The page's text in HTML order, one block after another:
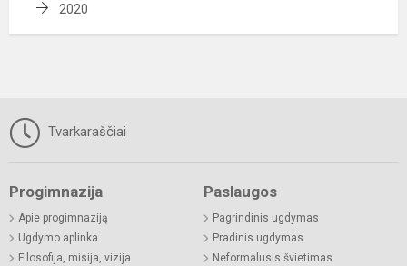
2020
Tvarkaraščiai
Progimnazija
Apie progimnaziją
Ugdymo aplinka
Filosofija, misija, vizija
Paslaugos
Pagrindinis ugdymas
Pradinis ugdymas
Neformalusis švietimas